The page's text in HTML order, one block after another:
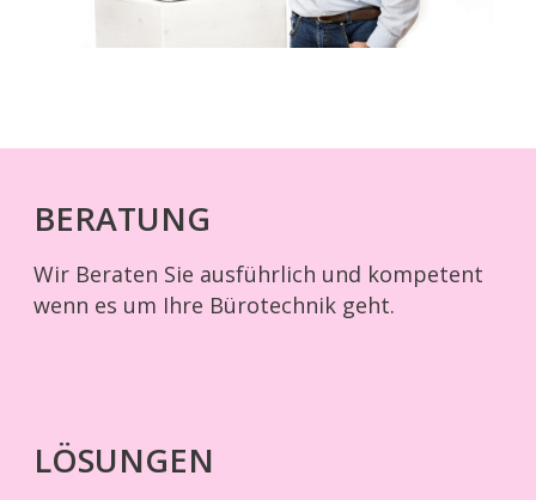
BERATUNG
Wir Beraten Sie ausführlich und kompetent
wenn es um Ihre Bürotechnik geht.
LÖSUNGEN